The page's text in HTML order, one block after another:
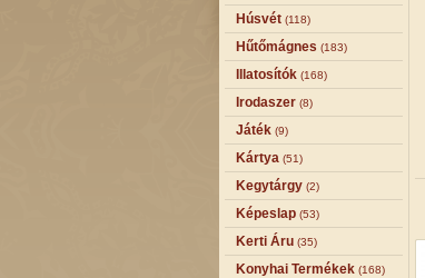
Húsvét (118)
Hűtőmágnes (183)
Illatosítók (168)
Irodaszer (8)
Játék (9)
Kártya (51)
Kegytárgy (2)
Képeslap (53)
Kerti Áru (35)
Konyhai Termékek (168)